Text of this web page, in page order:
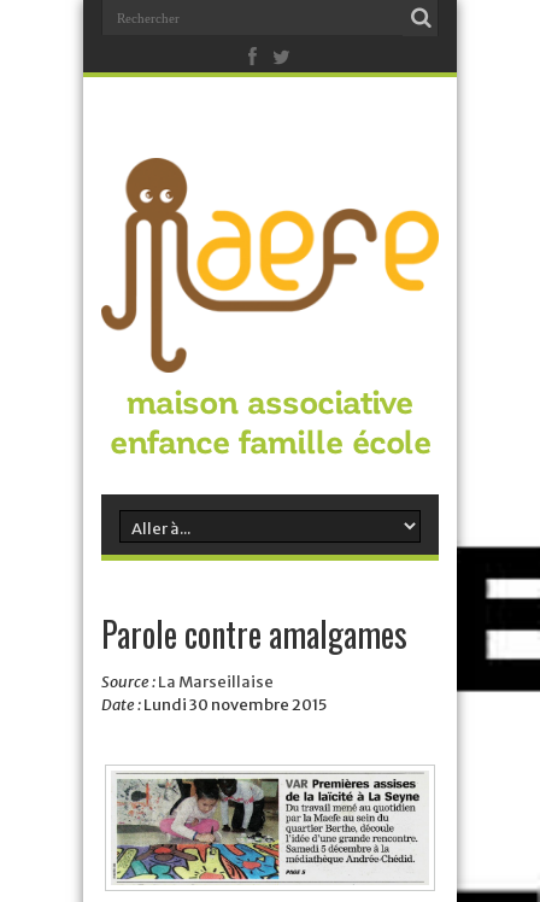
maison associative
enfance famille école
Parole contre amalgames
Source :La Marseillaise
Date :Lundi 30 novembre 2015